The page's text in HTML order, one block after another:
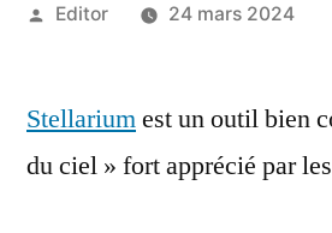
Publié
Editor 24 mars 2024
Stellariumest un outil bien
du ciel » fort apprécié par